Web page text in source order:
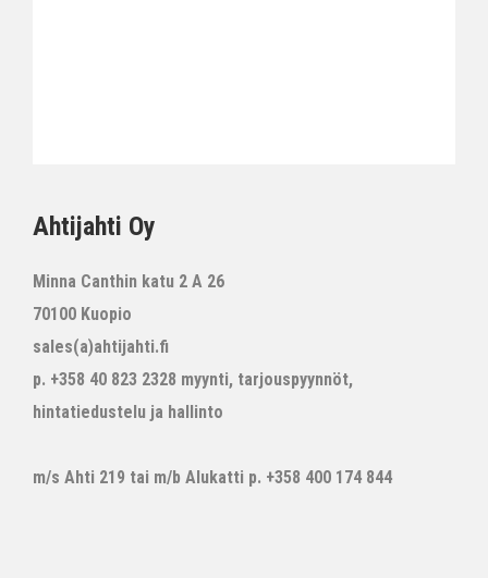
Ahtijahti Oy
Minna Canthin katu 2 A 26
70100 Kuopio
sales(a)ahtijahti.fi
p. +358 40 823 2328 myynti, tarjouspyynnöt,
hintatiedustelu ja hallinto
m/s Ahti 219 tai m/b Alukatti p. +358 400 174 844